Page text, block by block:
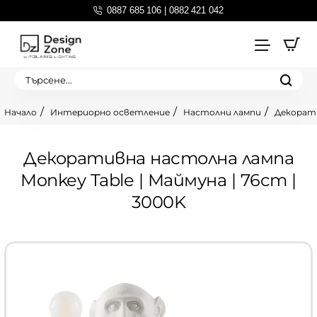
0887 685 106 | 0882 421 042
Търсене...
Декоративна настолна лампа
Monkey Table | Маймуна | 76cm |
3000K
Интериорно осветление Настолни лампи